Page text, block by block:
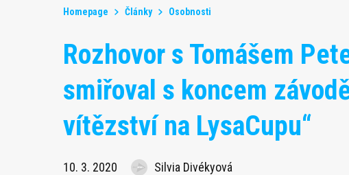
Homepage Články Osobnosti
Rozhovor s Tomášem
smiřoval s koncem
vítězství na LysaCupu“
10. 3. 2020 Silvia Divékyová